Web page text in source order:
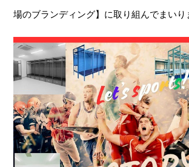
場のブランディング】に取り組んでまいり